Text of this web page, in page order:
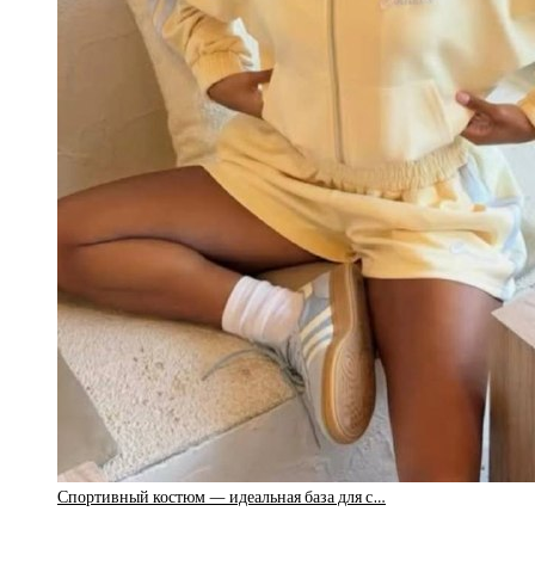
Спортивный костюм — идеальная база для с…